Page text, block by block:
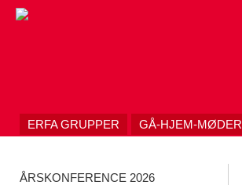
Skip
ERFA GRUPPER GÅ-HJEM-MØDER
ÅRSKONFERENCE 2026